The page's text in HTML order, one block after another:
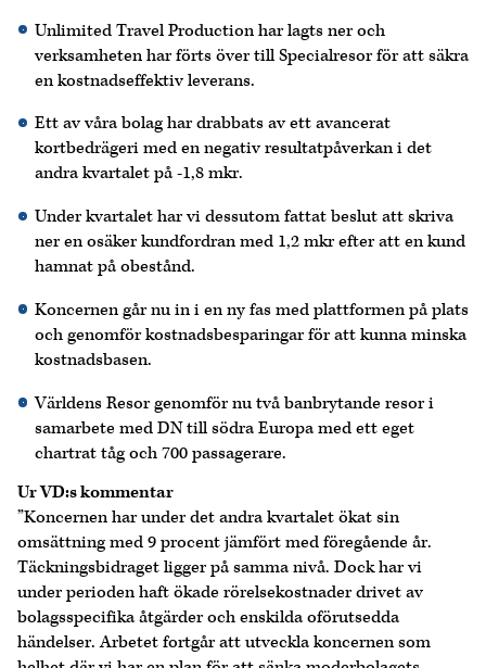
Unlimited Travel Production har lagts ner och
verksamheten har förts över till Specialresor för att säkra
en kostnadseffektiv leverans.
Ett av våra bolag har drabbats av ett avancerat
kortbedrägeri med en negativ resultatpåverkan i det
andra kvartalet på -1,8 mkr.
Under kvartalet har vi dessutom fattat beslut att skriva
ner en osäker kundfordran med 1,2 mkr efter att en kund
hamnat på obestånd.
Koncernen går nu in i en ny fas med plattformen på plats
och genomför kostnadsbesparingar för att kunna minska
kostnadsbasen.
Världens Resor genomför nu två banbrytande resor i
samarbete med DN till södra Europa med ett eget
chartrat tåg och 700 passagerare.
Ur VD:s kommentar
”Koncernen har under det andra kvartalet ökat sin
omsättning med 9 procent jämfört med föregående år.
Täckningsbidraget ligger på samma nivå. Dock har vi
under perioden haft ökade rörelsekostnader drivet av
bolagsspecifika åtgärder och enskilda oförutsedda
händelser. Arbetet fortgår att utveckla koncernen som